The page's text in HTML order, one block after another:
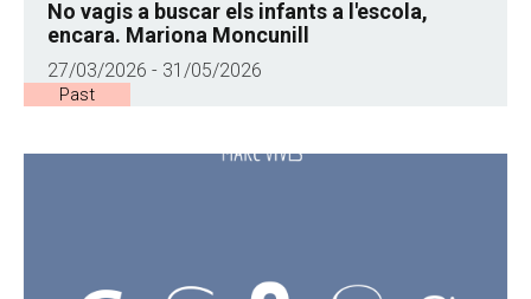
No vagis a buscar els infants a l'escola,
encara. Mariona Moncunill
27/03/2026 - 31/05/2026
Past